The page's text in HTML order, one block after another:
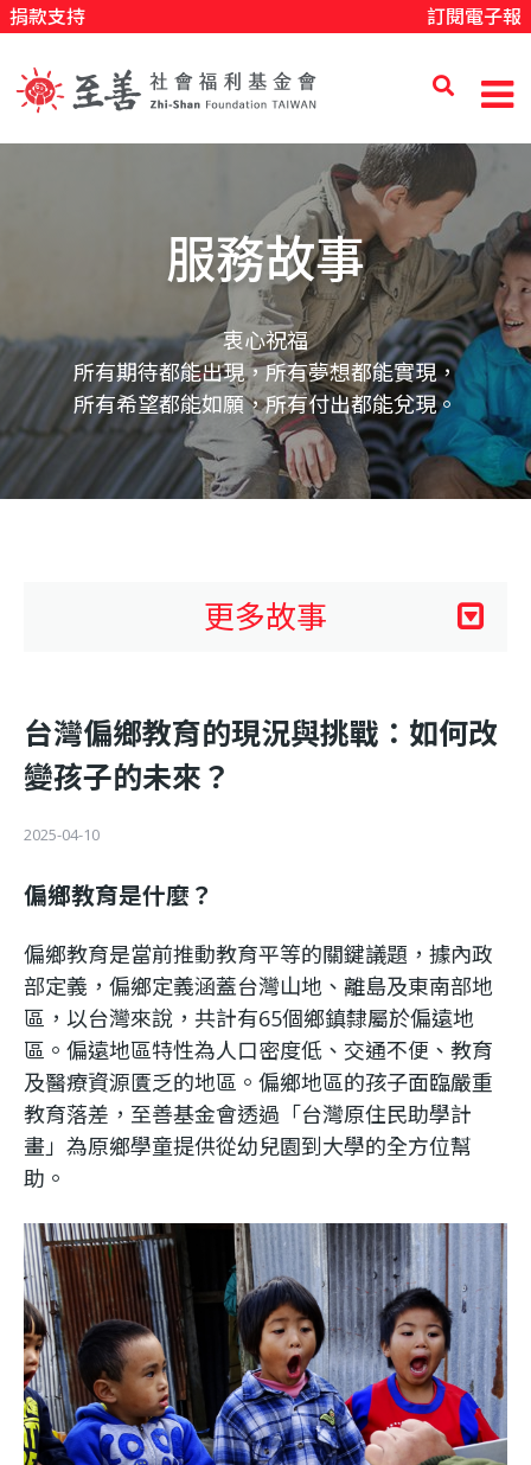
主
捐款支持 訂閱電子報
社
會
福
金
會
服務故事
衷心祝福
所有期待都能出現，所有夢想都能實現，
所有希望都能如願，所有付出都能兌現。
更多故事
台灣偏鄉教育的現況與挑戰：如何改
變孩子的未來？
2025-04-10
偏鄉教育是什麼？
偏鄉教育是當前推動教育平等的關鍵議題，據內政
部定義，偏鄉定義涵蓋台灣山地、離島及東南部地
區，以台灣來說，共計有65個鄉鎮隸屬於偏遠地
區。偏遠地區特性為人口密度低、交通不便、教育
及醫療資源匱乏的地區。偏鄉地區的孩子面臨嚴重
教育落差，至善基金會透過「台灣原住民助學計
畫」為原鄉學童提供從幼兒園到大學的全方位幫
助。